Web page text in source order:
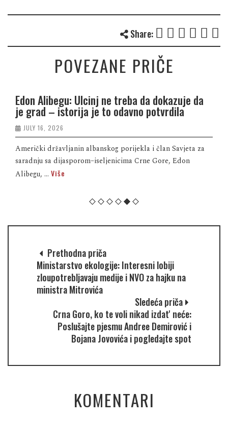
Share:
POVEZANE PRIČE
Edon Alibegu: Ulcinj ne treba da dokazuje da
je grad – istorija je to odavno potvrdila
JULY 16, 2026
Američki državljanin albanskog porijekla i član Savjeta za
saradnju sa dijasporom–iseljenicima Crne Gore, Edon
Alibegu, ... Više
Prethodna priča
Ministarstvo ekologije: Interesni lobiji
zloupotrebljavaju medije i NVO za hajku na
ministra Mitrovića
Sledeća priča
Crna Goro, ko te voli nikad izdat' neće:
Poslušajte pjesmu Andree Demirović i
Bojana Jovovića i pogledajte spot
KOMENTARI